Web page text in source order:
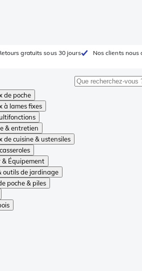
gratuits sous 30 jours Nos clients nous
de poche
à lames fixes
& entretien
de cuisine & ustensiles
& Équipement
outils de jardinage
poche & piles